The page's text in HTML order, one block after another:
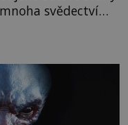
svědectví
lidské
propojují
svatyně a zprávy